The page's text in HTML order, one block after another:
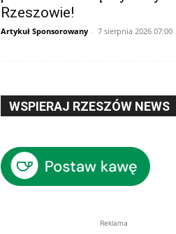
Rzeszowie!
Artykuł Sponsorowany - 7 sierpnia 2026 07:00
WSPIERAJ RZESZÓW NEWS
Reklama